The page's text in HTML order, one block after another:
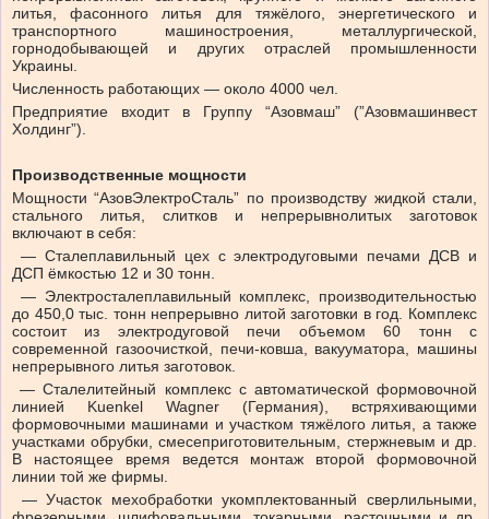
литья, фасонного литья для тяжёлого, энергетического и
транспортного машиностроения, металлургической,
горнодобывающей и других отраслей промышленности
Украины.
Численность работающих — около 4000 чел.
Предприятие входит в Группу “Азовмаш” (”Азовмашинвест
Холдинг”).
Производственные мощности
Мощности “АзовЭлектроСталь” по производству жидкой стали,
стального литья, слитков и непрерывнолитых заготовок
включают в себя:
— Сталеплавильный цех с электродуговыми печами ДСВ и
ДСП ёмкостью 12 и 30 тонн.
— Электросталеплавильный комплекс, производительностью
до 450,0 тыс. тонн непрерывно литой заготовки в год. Комплекс
состоит из электродуговой печи объемом 60 тонн с
современной газоочисткой, печи-ковша, вакууматора, машины
непрерывного литья заготовок.
— Сталелитейный комплекс с автоматической формовочной
линией Kuenkel Wagner (Германия), встряхивающими
формовочными машинами и участком тяжёлого литья, а также
участками обрубки, смесеприготовительным, стержневым и др.
В настоящее время ведется монтаж второй формовочной
линии той же фирмы.
— Участок мехобработки укомплектованный сверлильными,